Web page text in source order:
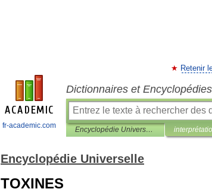
fr-academic.com
Retenir
Dictionnaires et
Encyclopédie Universelle
Encyclopédie Universelle
TOXINES